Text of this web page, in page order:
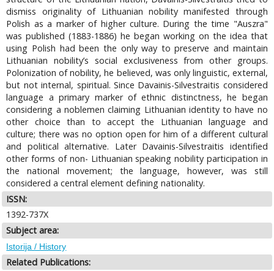
dismiss originality of Lithuanian nobility manifested through
Polish as a marker of higher culture. During the time "Auszra"
was published (1883-1886) he began working on the idea that
using Polish had been the only way to preserve and maintain
Lithuanian nobility’s social exclusiveness from other groups.
Polonization of nobility, he believed, was only linguistic, external,
but not internal, spiritual. Since Davainis-Silvestraitis considered
language a primary marker of ethnic distinctness, he began
considering a noblemen claiming Lithuanian identity to have no
other choice than to accept the Lithuanian language and
culture; there was no option open for him of a different cultural
and political alternative. Later Davainis-Silvestraitis identified
other forms of non- Lithuanian speaking nobility participation in
the national movement; the language, however, was still
considered a central element defining nationality.
ISSN:
1392-737X
Subject area:
Istorija / History
Related Publications: